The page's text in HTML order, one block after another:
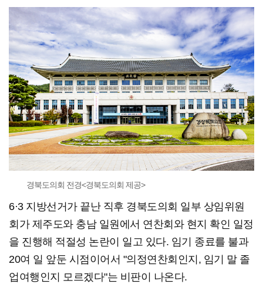
경북도의회 전경<경북도의회 제공>
6·3 지방선거가 끝난 직후 경북도의회 일부 상임위원
회가 제주도와 충남 일원에서 연찬회와 현지 확인 일정
을 진행해 적절성 논란이 일고 있다. 임기 종료를 불과
20여 일 앞둔 시점이어서 "의정연찬회인지, 임기 말 졸
업여행인지 모르겠다"는 비판이 나온다.